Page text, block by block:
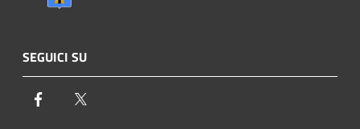
SEGUICI SU
Facebook